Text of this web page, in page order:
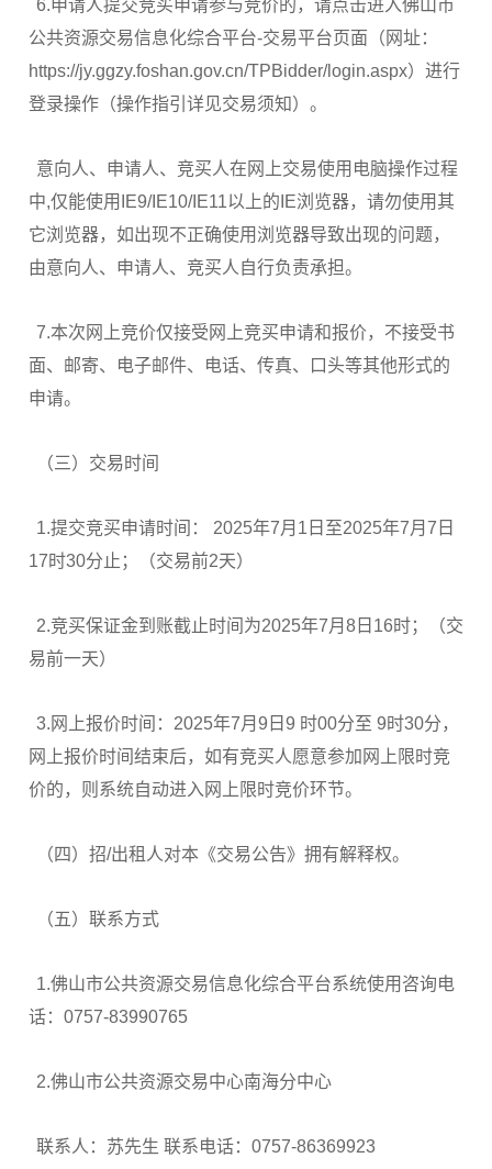
6.申请人提交竞买申请参与竞价的，请点击进入佛山市
公共资源交易信息化综合平台-交易平台页面（网址：
https://jy.ggzy.foshan.gov.cn/TPBidder/login.aspx）进行
登录操作（操作指引详见交易须知）。
意向人、申请人、竞买人在网上交易使用电脑操作过程
中,仅能使用IE9/IE10/IE11以上的IE浏览器，请勿使用其
它浏览器，如出现不正确使用浏览器导致出现的问题，
由意向人、申请人、竞买人自行负责承担。
7.本次网上竞价仅接受网上竞买申请和报价，不接受书
面、邮寄、电子邮件、电话、传真、口头等其他形式的
申请。
（三）交易时间
1.提交竞买申请时间： 2025年7月1日至2025年7月7日
17时30分止；（交易前2天）
2.竞买保证金到账截止时间为2025年7月8日16时；（交
易前一天）
3.网上报价时间：2025年7月9日9 时00分至 9时30分，
网上报价时间结束后，如有竞买人愿意参加网上限时竞
价的，则系统自动进入网上限时竞价环节。
（四）招/出租人对本《交易公告》拥有解释权。
（五）联系方式
1.佛山市公共资源交易信息化综合平台系统使用咨询电
话：0757-83990765
2.佛山市公共资源交易中心南海分中心
联系人：苏先生 联系电话：0757-86369923